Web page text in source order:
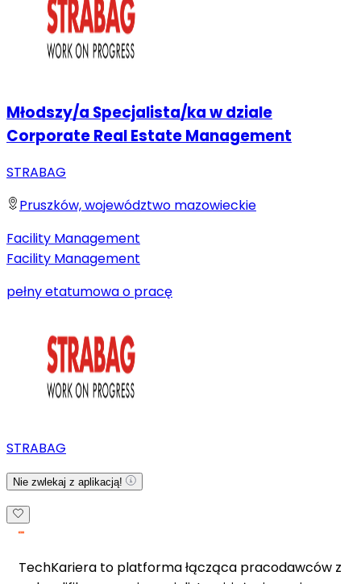
Młodszy/a Specjalista/ka w dziale
Corporate Real Estate Management
STRABAG
Pruszków, województwo mazowieckie
Facility Management
Facility Management
pełny etatumowa o pracę
STRABAG
Nie zwlekaj z aplikacją!
TechKariera to platforma łącząca pracodawców z